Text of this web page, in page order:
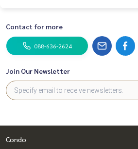
Contact for more
088-636-2624
Join Our Newsletter
Condo